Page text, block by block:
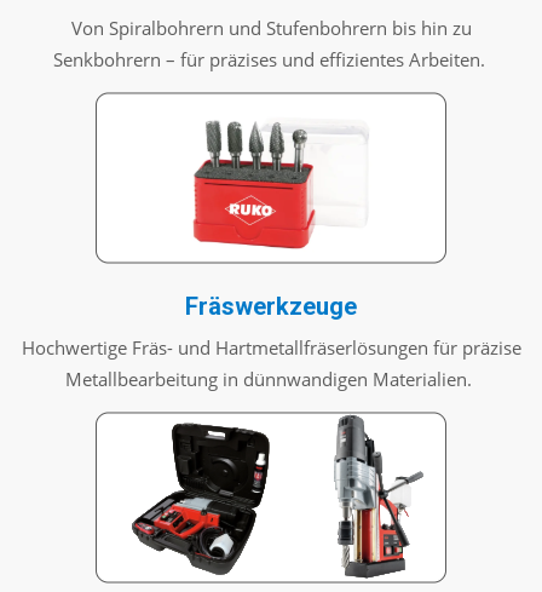
Von Spiralbohrern und Stufenbohrern bis hin zu
Senkbohrern – für präzises und effizientes Arbeiten.
Fräswerkzeuge
Hochwertige Fräs- und Hartmetallfräserlösungen für präzise
Metallbearbeitung in dünnwandigen Materialien.